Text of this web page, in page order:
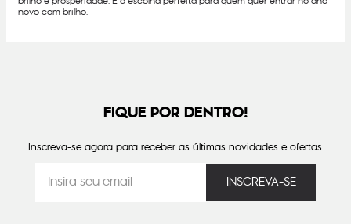
novo com brilho.
FIQUE POR DENTRO!
Inscreva-se agora para receber as últimas novidades e ofertas.